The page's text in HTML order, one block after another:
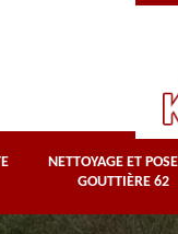
NETTOYAGE ET
GOUTTIÈRE 62